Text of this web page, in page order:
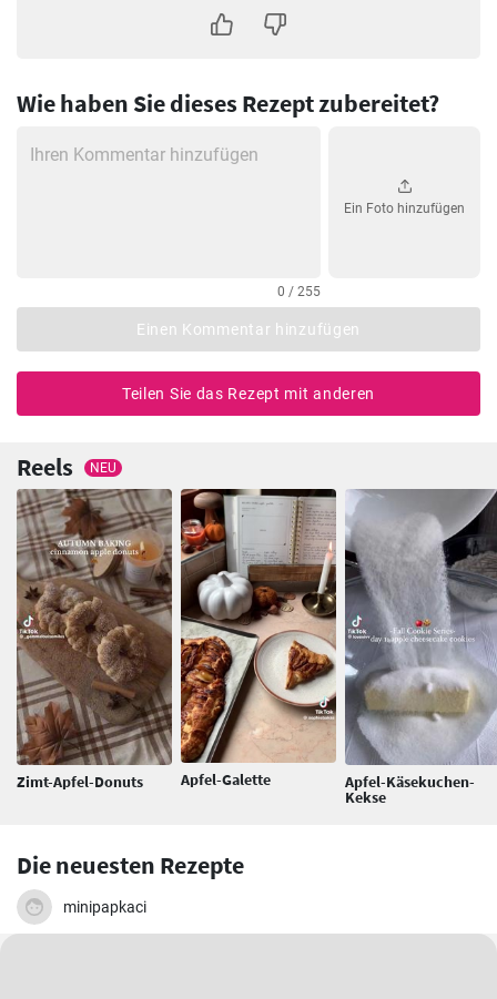
Wie haben Sie dieses Rezept zubereitet?
0 / 255
Ein Foto hinzufügen
Einen Kommentar hinzufügen
Teilen Sie das Rezept mit anderen
Reels NEU
Zimt-Apfel-Donuts Apfel-Galette Apfel-Käsekuchen-
Kekse
Die neuesten Rezepte
minipapkaci